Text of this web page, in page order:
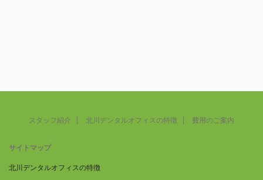
スタッフ紹介 北川デンタルオフィスの特徴 費用のご案内
サイトマップ
北川デンタルオフィスの特徴